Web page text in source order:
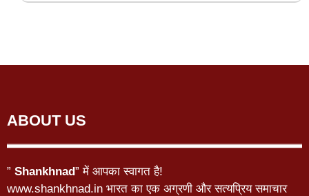
ABOUT US
” Shankhnad” में आपका स्वागत है!
www.shankhnad.in भारत का एक अग्रणी और सत्यप्रिय समाचार